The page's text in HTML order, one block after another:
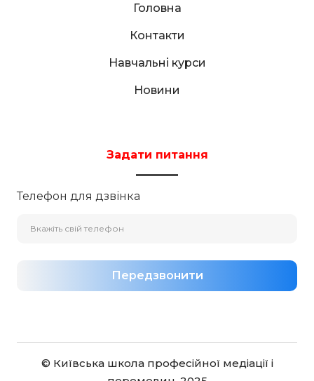
Головна
Контакти
Навчальні курси
Новини
Задати питання
Телефон для дзвінка
Передзвонити
© Київська школа професійної медіації і